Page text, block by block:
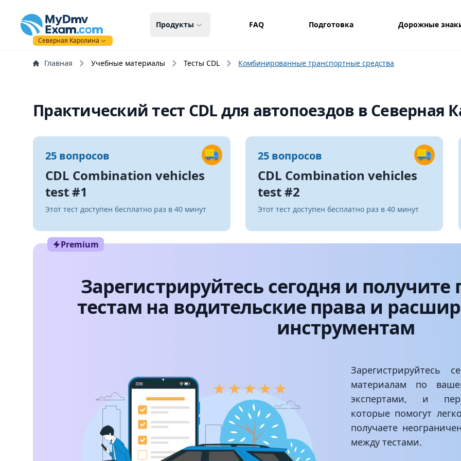
mydmvexam.com
Северная Каролина
Продукты FAQ Подготовка Дорожные
Главная Учебные материалы Тесты CDL Комбинированные транспортные средства
Практический тест CDL для автопоездов в Северная
25 вопросов
CDL Combination vehicles
test #1
Этот тест доступен бесплатно раз в 40 минут
25 вопросов
CDL Combination vehicles
test #2
Этот тест доступен бесплатно раз в 40 минут
Premium
Зарегистрируйтесь сегодня и
тестам на водительские права и
инструментам
Зарегистрируйтесь
материалам по
экспертами, и
которые помогут
получаете
между тестами.